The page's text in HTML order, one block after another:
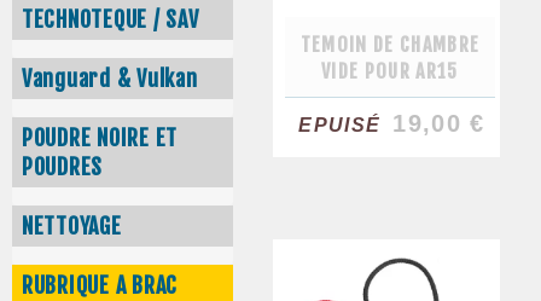
TECHNOTEQUE / SAV
Vanguard & Vulkan
POUDRE NOIRE ET
POUDRES
NETTOYAGE
RUBRIQUE A BRAC
TEMOIN DE CHAMBRE
VIDE POUR AR15
EPUISÉ 19,00 €